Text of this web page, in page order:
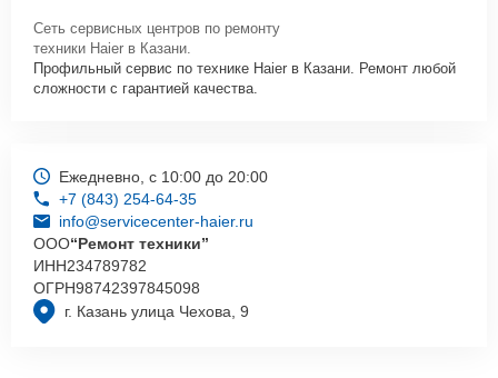
Сеть сервисных центров по ремонту
техники Haier в Казани.
Профильный сервис по технике Haier в Казани. Ремонт любой
сложности с гарантией качества.
г. Казань улица Чехова, 9
Ежедневно, с 10:00 до 20:00
+7 (843) 254-64-35
info@servicecenter-haier.ru
ООО“Ремонт техники”
ИНН234789782
ОГРН98742397845098